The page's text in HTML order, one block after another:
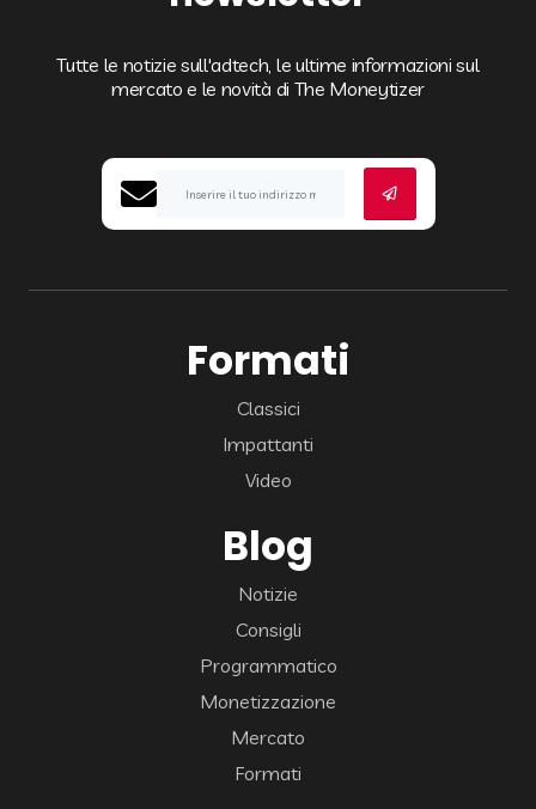
Tutte le notizie sull'adtech, le ultime informazioni sul
mercato e le novità di The Moneytizer
Formati
Classici
Impattanti
Video
Blog
Notizie
Consigli
Programmatico
Monetizzazione
Mercato
Formati